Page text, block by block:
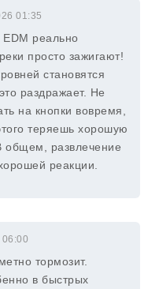
01:35
реально
просто зажигают!
становятся
раздражает. Не
на кнопки вовремя,
теряешь хорошую
общем, развлечение
реакции.
тормозит.
в быстрых